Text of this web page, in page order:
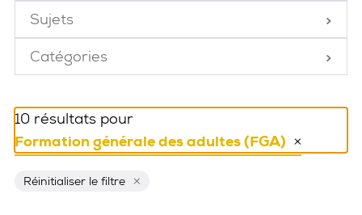
Sujets
Fermé
Catégories
Fermé
10 résultats pour
Formation générale des adultes (FGA)
Réinitialiser ce filtre
Réinitialiser le filtre